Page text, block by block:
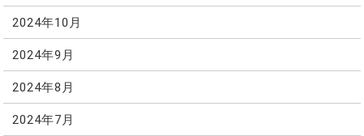
2024年10月
2024年9月
2024年8月
2024年7月